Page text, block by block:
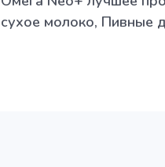
сухое молоко, Пивные